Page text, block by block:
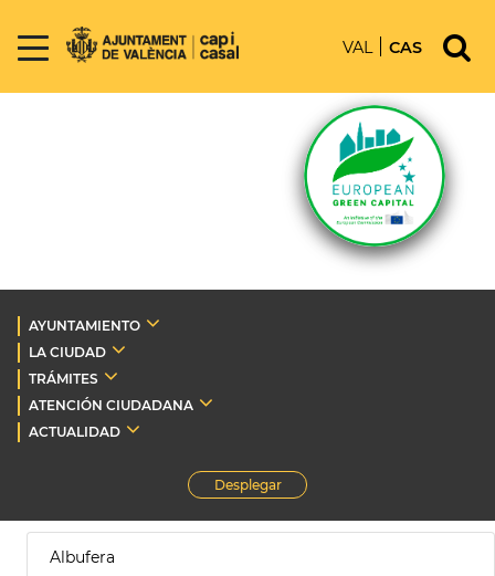
VAL CAS
AYUNTAMIENTO
LA CIUDAD
TRÁMITES
ATENCIÓN CIUDADANA
ACTUALIDAD
Desplegar
Albufera